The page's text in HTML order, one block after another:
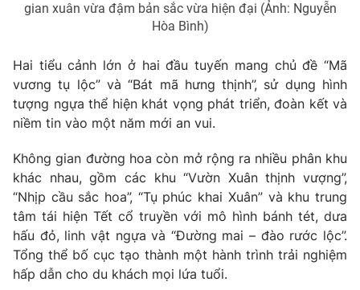
Bất động sản
Thị trường 24h Tấm lòng Việt
VTV4 Vươn mình bằng AI
VTV9 VTV8
Liên hệ tòa soạn English
gian xuân vừa đậm bản sắc vừa hiện đại (Ảnh: Nguyễn
Hòa Bình)
Hai tiểu cảnh lớn ở hai đầu tuyến mang chủ đề “Mã
vương tụ lộc” và “Bát mã hưng thịnh”, sử dụng hình
tượng ngựa thể hiện khát vọng phát triển, đoàn kết và
niềm tin vào một năm mới an vui.
Không gian đường hoa còn mở rộng ra nhiều phân khu
khác nhau, gồm các khu “Vườn Xuân thịnh vượng”,
“Nhịp cầu sắc hoa”, “Tụ phúc khai Xuân” và khu trung
tâm tái hiện Tết cổ truyền với mô hình bánh tét, dưa
hấu đỏ, linh vật ngựa và “Đường mai – đào rước lộc”.
Tổng thể bố cục tạo thành một hành trình trải nghiệm
hấp dẫn cho du khách mọi lứa tuổi.